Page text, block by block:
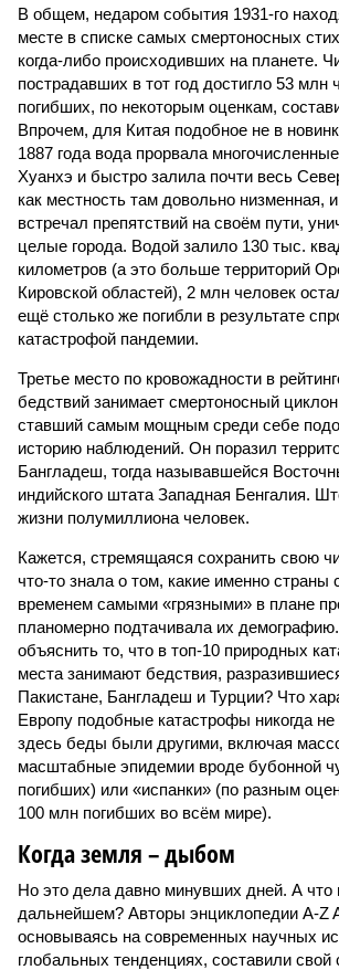
В общем, недаром события 1931-го
месте в списке самых смертоносных
когда-либо происходивших на планете.
пострадавших в тот год достигло 53 млн
погибших, по некоторым оценкам,
Впрочем, для Китая подобное не в
1887 года вода прорвала
Хуанхэ и быстро залила почти весь
как местность там довольно низменная,
встречал препятствий на своём пути,
целые города. Водой залило 130 тыс.
километров (а это больше территорий
Кировской областей), 2 млн человек
ещё столько же погибли в результате
катастрофой пандемии.
Третье место по кровожадности в
бедствий занимает смертоносный
ставший самым мощным среди себе
историю наблюдений. Он поразил
Бангладеш, тогда называвшейся
индийского штата Западная Бенгалия.
жизни полумиллиона человек.
Кажется, стремящаяся сохранить свою
что-то знала о том, какие именно страны
временем самыми «грязными» в плане
планомерно подтачивала их
объяснить то, что в топ-10 природных
места занимают бедствия,
Пакистане, Бангладеш и Турции? Что
Европу подобные катастрофы никогда не
здесь беды были другими, включая
масштабные эпидемии вроде бубонной
погибших) или «испанки» (по разным
100 млн погибших во всём мире).
Когда земля – дыбом
Но это дела давно минувших дней. А что
дальнейшем? Авторы энциклопедии A-Z
основываясь на современных научных
глобальных тенденциях, составили свой